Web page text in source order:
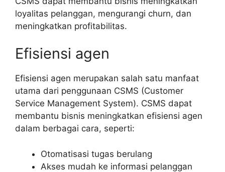
loyalitas pelanggan, mengurangi churn, dan
meningkatkan profitabilitas.
Efisiensi agen
Efisiensi agen merupakan salah satu manfaat
utama dari penggunaan CSMS (Customer
Service Management System). CSMS dapat
membantu bisnis meningkatkan efisiensi agen
dalam berbagai cara, seperti:
Otomatisasi tugas berulang
Akses mudah ke informasi pelanggan